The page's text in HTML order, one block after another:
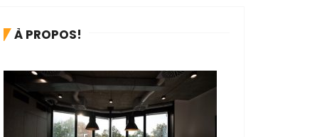
À PROPOS!